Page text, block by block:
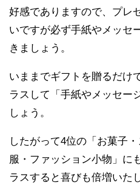
好感でありますので、プレ
いですが必ず手紙やメッセ
きましょう。
いままでギフトを贈るだけ
ラスして「手紙やメッセー
しょう。
したがって4位の「お菓子
服・ファッション小物」に
ラスすると喜びも倍増いた